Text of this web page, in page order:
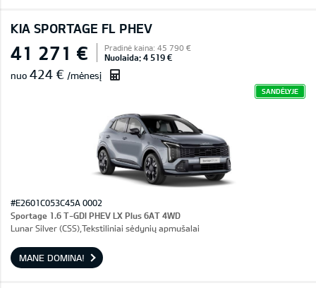
KIA SPORTAGE FL PHEV
41 271 € Pradinė kaina: 45 790 €
Nuolaida: 4 519 €
nuo 424 € /mėnesį
SANDĖLYJE
#E2601C053C45A 0002
Sportage 1.6 T-GDI PHEV LX Plus 6AT 4WD
Lunar Silver (CSS),Tekstiliniai sėdynių apmušalai
MANE DOMINA!